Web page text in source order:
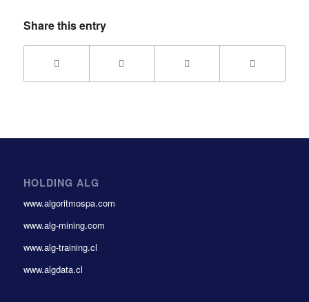
Share this entry
HOLDING ALG
www.algoritmospa.com
www.alg-mining.com
www.alg-training.cl
www.algdata.cl